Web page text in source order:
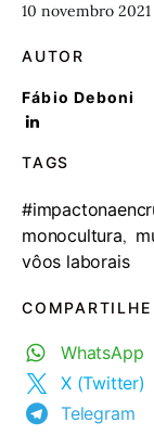
10 novembro 2021
AUTOR
Fábio Deboni
TAGS
monocultura,
vôos laborais
COMPARTILHE
WhatsApp
X (Twitter)
Telegram